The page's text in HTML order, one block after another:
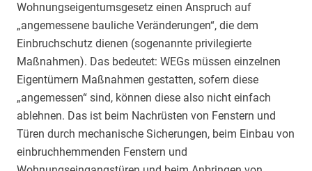
Wohnungseigentumsgesetz einen Anspruch auf
„angemessene bauliche Veränderungen“, die dem
Einbruchschutz dienen (sogenannte privilegierte
Maßnahmen). Das bedeutet: WEGs müssen einzelnen
Eigentümern Maßnahmen gestatten, sofern diese
„angemessen“ sind, können diese also nicht einfach
ablehnen. Das ist beim Nachrüsten von Fenstern und
Türen durch mechanische Sicherungen, beim Einbau von
einbruchhemmenden Fenstern und